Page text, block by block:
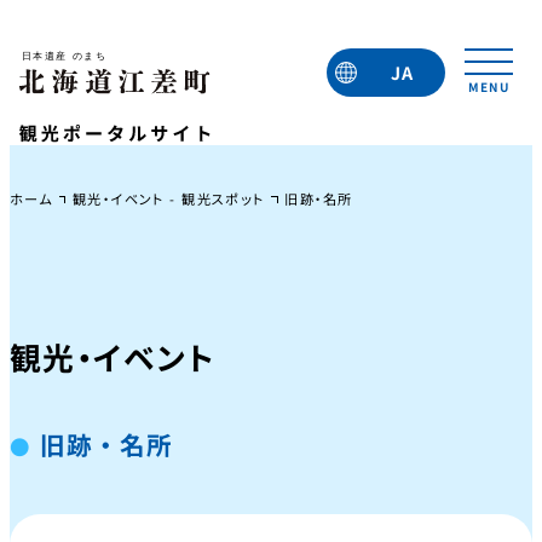
JA
EN
ホーム 観光・イベント - 観光スポット 旧跡・名所
観光・イベント
旧跡・名所